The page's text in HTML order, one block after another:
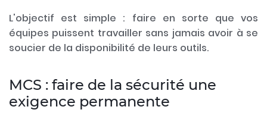
L'objectif est simple : faire en sorte que vos
équipes puissent travailler sans jamais avoir à se
soucier de la disponibilité de leurs outils.
MCS : faire de la sécurité une
exigence permanente